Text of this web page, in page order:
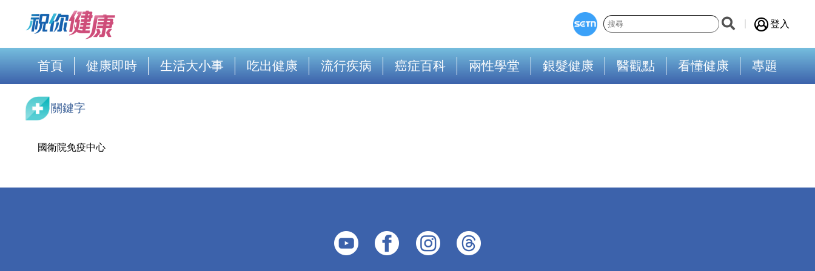
登入
首頁 健康即時 生活大小事 吃出健康 流行疾病 癌症百科 兩性學堂 銀髮健康 醫觀點 看懂健康 專題
關鍵字
國衛院免疫中心